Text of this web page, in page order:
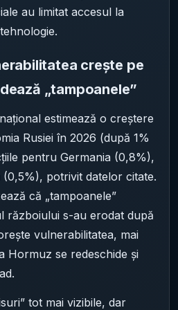
au limitat accesul la
crește pe
„tampoanele”
estimează o creștere
Rusiei în 2026 (după 1%
pentru Germania (0,8%),
potrivit datelor citate.
că „tampoanele”
războiului s-au erodat după
vulnerabilitatea, mai
Hormuz se redeschide și
tot mai vizibile, dar